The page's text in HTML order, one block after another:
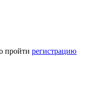
пройти регистрацию